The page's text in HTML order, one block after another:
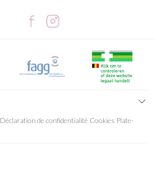
Déclaration de confidentialité Cookies Plate-